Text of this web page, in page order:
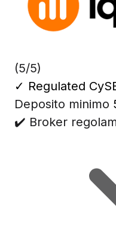
(5/5)
✓ Regulated
Deposito minimo
✔️ Broker